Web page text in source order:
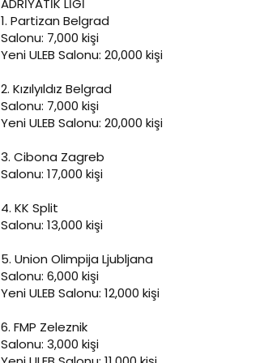
ADRİYATİK LİGİ
1. Partizan Belgrad
Salonu: 7,000 kişi
Yeni ULEB Salonu: 20,000 kişi
2. Kızılyıldız Belgrad
Salonu: 7,000 kişi
Yeni ULEB Salonu: 20,000 kişi
3. Cibona Zagreb
Salonu: 17,000 kişi
4. KK Split
Salonu: 13,000 kişi
5. Union Olimpija Ljubljana
Salonu: 6,000 kişi
Yeni ULEB Salonu: 12,000 kişi
6. FMP Zeleznik
Salonu: 3,000 kişi